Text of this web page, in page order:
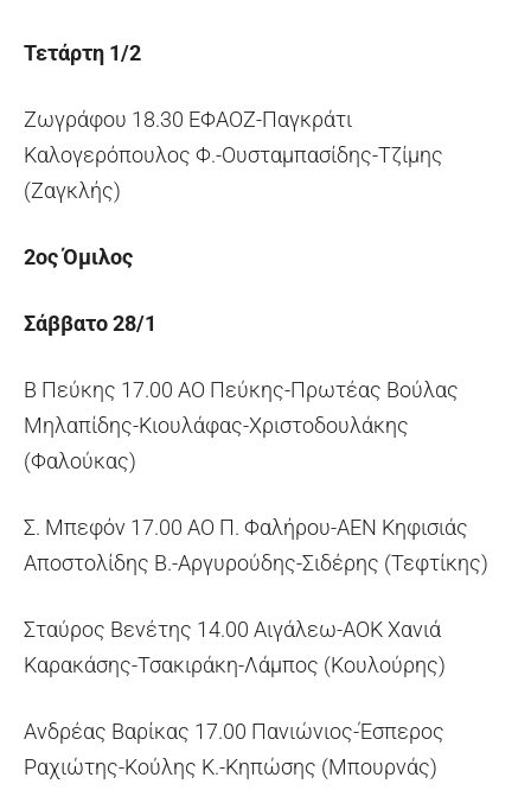
Τετάρτη 1/2
Ζωγράφου 18.30 ΕΦΑΟΖ-Παγκράτι
Καλογερόπουλος Φ.-Ουσταμπασίδης-Τζίμης
(Ζαγκλής)
2ος Όμιλος
Σάββατο 28/1
Β Πεύκης 17.00 ΑΟ Πεύκης-Πρωτέας Βούλας
Μηλαπίδης-Κιουλάφας-Χριστοδουλάκης
(Φαλούκας)
Σ. Μπεφόν 17.00 ΑΟ Π. Φαλήρου-ΑΕΝ Κηφισιάς
Αποστολίδης Β.-Αργυρούδης-Σιδέρης (Τεφτίκης)
Σταύρος Βενέτης 14.00 Αιγάλεω-ΑΟΚ Χανιά
Καρακάσης-Τσακιράκη-Λάμπος (Κουλούρης)
Ανδρέας Βαρίκας 17.00 Πανιώνιος-Έσπερος
Ραχιώτης-Κούλης Κ.-Κηπώσης (Μπουρνάς)